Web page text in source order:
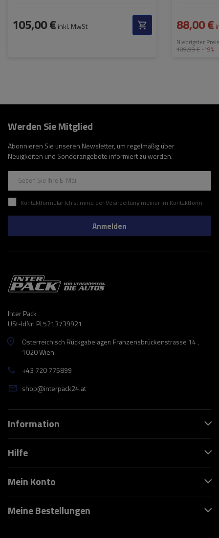
105,00 € inkl. MwSt 88,00 €
Niedrigster
109,99 € -19%
Werden Sie Mitglied
Abonnieren Sie unseren Newsletter, um regelmäßig über
Neuigkeiten und Sonderangebote informiert zu werden.
Geben Sie Ihre E-Mail
Kontaktformular Ich stimme der Verarbeitung meiner im Kontaktformular enthaltenen personenbezogenen Daten gemäß der Verordnung (EU) des Europäischen Parlaments und des Rates zu.
Anmelden
Inter Pack
USt-IdNr: PL5213739921
Österreichisch Rückgabelager: Franzensbrückenstrasse 14 ,
1020 Wien
+43 720 775899
shop@interpack24.at
Information
Hilfe
Mein Konto
Meine Bestellungen